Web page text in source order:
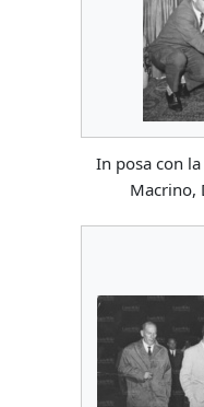
In posa con
Macrino,